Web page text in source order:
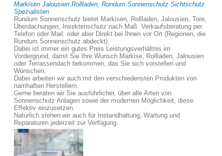
Markisen Jalousien Rollladen, Rundum Sonnenschutz Sichtschutz
Spezialisten
Rundum Sonnenschutz bietet Markisen, Rollladen, Jalousien, Tore,
Überdachungen, Insektenschutz nach Maß. Verkaufsberatung per
Telefon oder Mail, oder aber Direkt bei Ihnen vor Ort (Regionen, die
Rundum Sonnenschutz abdeckt).
Dabei ist immer ein gutes Preis Leistungsverhältnis im
Vordergrund, damit Sie Ihre Wunsch Markise, Rollladen, Jalousien
oder Terrassendach bekommen, das Sie sich vorstellen und
Wünschen.
Dabei arbeiten wir auch mit den verschiedensten Produkten von
namhaften Herstellern.
Gerne beraten wir Sie ausführlicher, über alle Arten von
Sonnenschutz Anlagen sowie der modernen Möglichkeit, diese
Effektiv einzusetzen.
Natürlich stehen wir auch für Instandhaltung, Wartung und
Reparaturen jederzeit zur Verfügung.